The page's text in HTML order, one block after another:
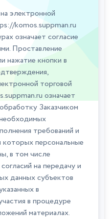
электронной
komos.suppman.ru
означает согласие
Проставление
нажатие кнопки в
торговой
означает
Заказчиком
требований и
персональные
в том числе
на передачу и
данных субъектов
в
в процедуре
материалах.